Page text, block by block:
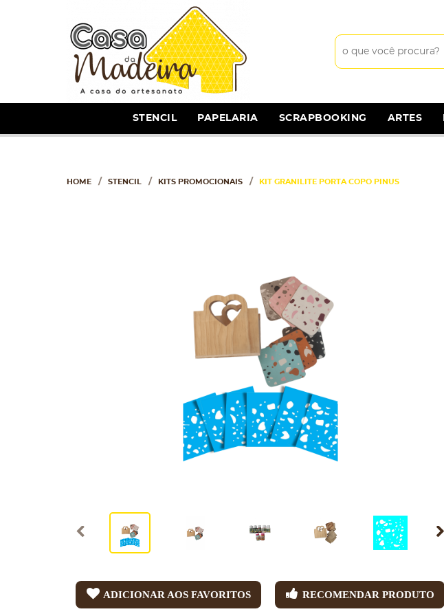
STENCIL PAPELARIA SCRAPBOOKING ARTES
HOME STENCIL KITS PROMOCIONAIS KIT GRANILITE PORTA COPO PINUS
ADICIONAR AOS FAVORITOS RECOMENDAR PRODUTO